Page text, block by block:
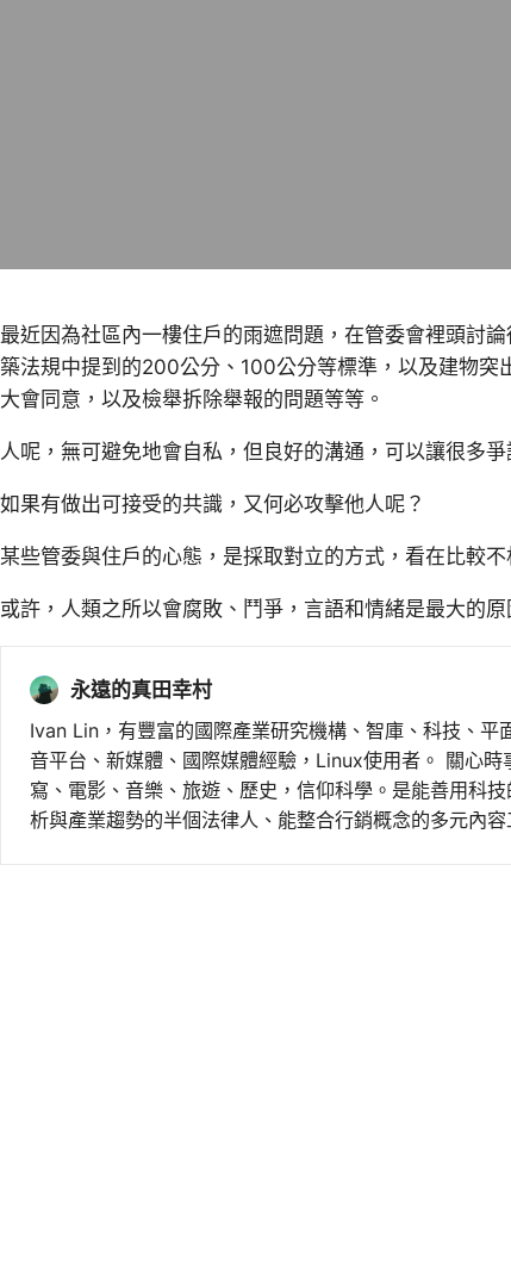
最近因為社區內一樓住戶的雨遮問題，在管委會裡頭討
築法規中提到的200公分、100公分等標準，以及建物突
大會同意，以及檢舉拆除舉報的問題等等。
人呢，無可避免地會自私，但良好的溝通，可以讓很多
如果有做出可接受的共識，又何必攻擊他人呢？
某些管委與住戶的心態，是採取對立的方式，看在比較
或許，人類之所以會腐敗、鬥爭，言語和情緒是最大的
永遠的真田幸村
Ivan Lin，有豐富的國際產業研究機構、智庫、科技、
音平台、新媒體、國際媒體經驗，Linux使用者。 關心
寫、電影、音樂、旅遊、歷史，信仰科學。是能善用科
析與產業趨勢的半個法律人、能整合行銷概念的多元內容